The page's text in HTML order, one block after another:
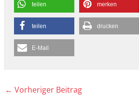
teilen merken
teilen drucken
E-Mail
← Vorheriger Beitrag